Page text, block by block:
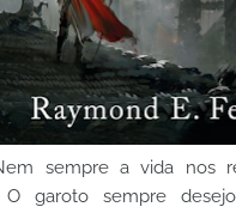
sempre a vida nos
O garoto sempre